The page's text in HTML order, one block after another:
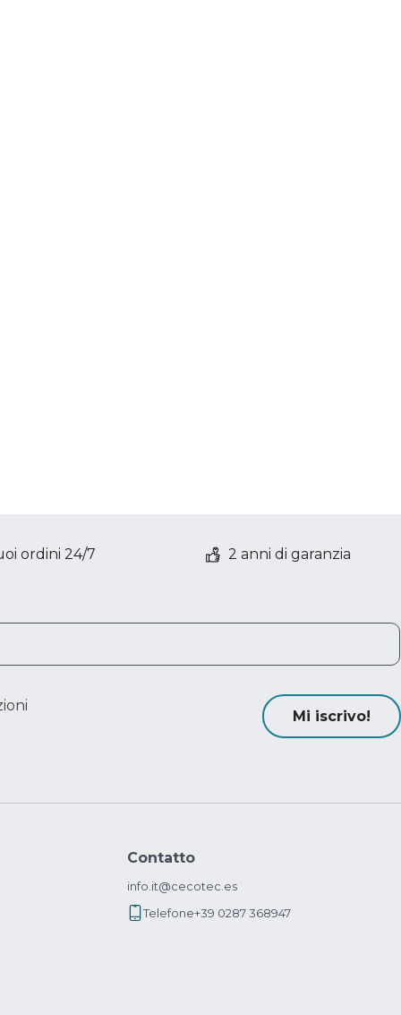
ordini 24/7 2 anni di garanzia
Mi iscrivo!
Contatto
info.it@cecotec.es
Telefone+39 0287 368947